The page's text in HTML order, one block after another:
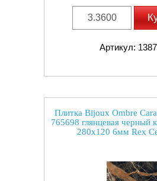
Артикул:
Плитка Bijoux Ombre
765698 глянцевая черный
280x120 6мм Rex